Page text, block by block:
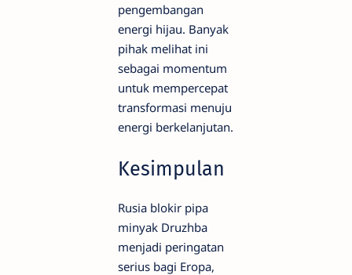
pengembangan
energi hijau. Banyak
pihak melihat ini
sebagai momentum
untuk mempercepat
transformasi menuju
energi berkelanjutan.
Kesimpulan
Rusia blokir pipa
minyak Druzhba
menjadi peringatan
serius bagi Eropa,